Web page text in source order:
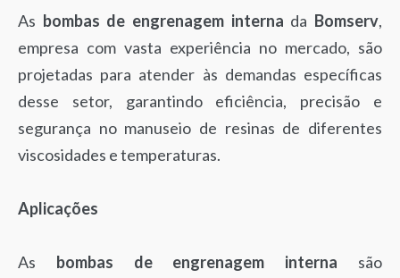
As bombas de engrenagem interna da Bomserv,
empresa com vasta experiência no mercado, são
projetadas para atender às demandas específicas
desse setor, garantindo eficiência, precisão e
segurança no manuseio de resinas de diferentes
viscosidades e temperaturas.
Aplicações
As bombas de engrenagem interna são